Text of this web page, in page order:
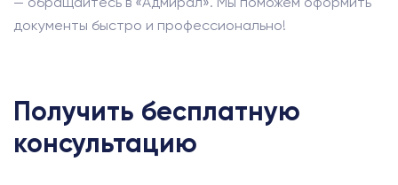
документы быстро и профессионально!
Получить бесплатную
консультацию